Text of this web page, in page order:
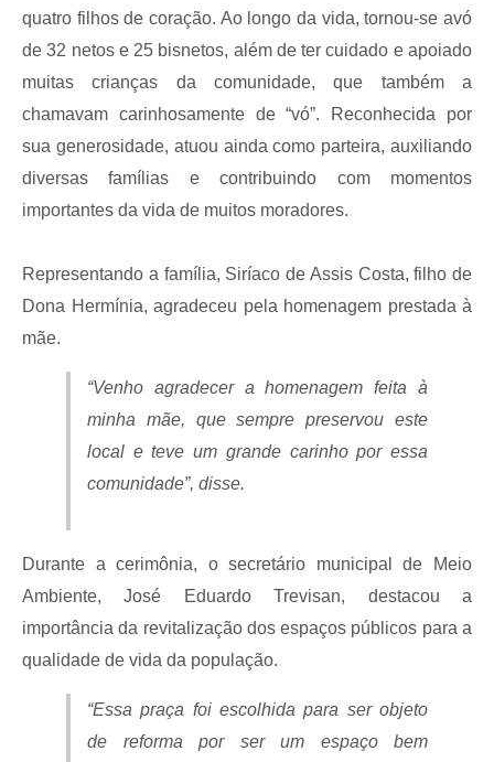
quatro filhos de coração. Ao longo da vida, tornou-se avó
de 32 netos e 25 bisnetos, além de ter cuidado e apoiado
muitas crianças da comunidade, que também a
chamavam carinhosamente de “vó”. Reconhecida por
sua generosidade, atuou ainda como parteira, auxiliando
diversas famílias e contribuindo com momentos
importantes da vida de muitos moradores.
Representando a família, Siríaco de Assis Costa, filho de
Dona Hermínia, agradeceu pela homenagem prestada à
mãe.
“Venho agradecer a homenagem feita à
minha mãe, que sempre preservou este
local e teve um grande carinho por essa
comunidade”, disse.
Durante a cerimônia, o secretário municipal de Meio
Ambiente, José Eduardo Trevisan, destacou a
importância da revitalização dos espaços públicos para a
qualidade de vida da população.
“Essa praça foi escolhida para ser objeto
de reforma por ser um espaço bem